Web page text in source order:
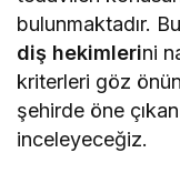
bulunmaktadır.
diş hekimlerini
kriterleri göz
şehirde öne
inceleyeceğiz.